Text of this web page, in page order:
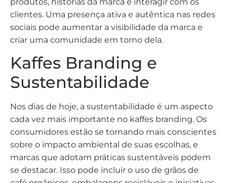
clientes. Uma presença ativa e autêntica nas redes
sociais pode aumentar a visibilidade da marca e
criar uma comunidade em torno dela.
Kaffes Branding e
Sustentabilidade
Nos dias de hoje, a sustentabilidade é um aspecto
cada vez mais importante no kaffes branding. Os
consumidores estão se tornando mais conscientes
sobre o impacto ambiental de suas escolhas, e
marcas que adotam práticas sustentáveis podem
se destacar. Isso pode incluir o uso de grãos de